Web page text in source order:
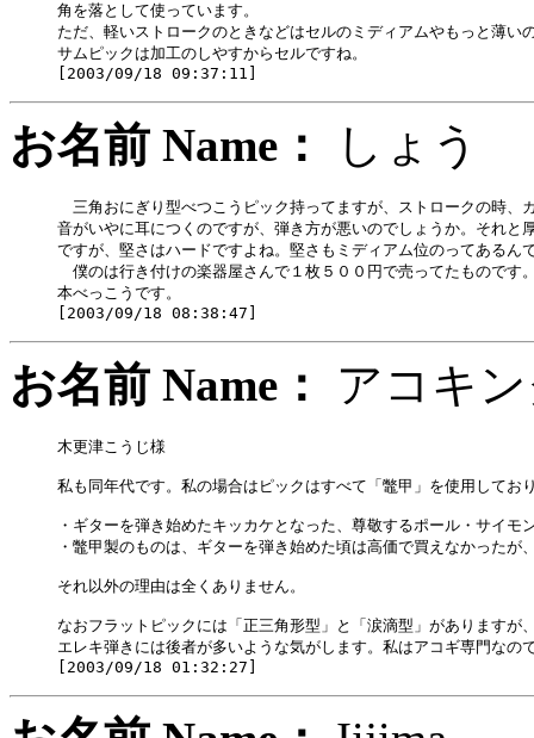
角を落として使っています。
ただ、軽いストロークのときなどはセルのミディアムやもっと薄い
サムピックは加工のしやすからセルですね。
お名前 Name： しょ
三角おにぎり型べつこうピック持ってますが、ストロークの時、
音がいやに耳につくのですが、弾き方が悪いのでしょうか。それと
ですが、堅さはハードですよね。堅さもミディアム位のってあるん
僕のは行き付けの楽器屋さんで１枚５００円で売ってたものです
本べっこうです。
お名前 Name： アコ
木更津こうじ様
私も同年代です。私の場合はピックはすべて「鼈甲」を使用してお
・ギターを弾き始めたキッカケとなった、尊敬するポール・サイモ
・鼈甲製のものは、ギターを弾き始めた頃は高価で買えなかったが
それ以外の理由は全くありません。
なおフラットピックには「正三角形型」と「涙滴型」がありますが
エレキ弾きには後者が多いような気がします。私はアコギ専門なの